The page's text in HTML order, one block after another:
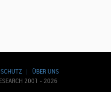
| ÜBER UNS
2001 - 2026